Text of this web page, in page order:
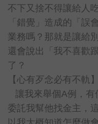
不下又捨不得讓給人
「錯覺」造成的「誤
業務嗎？那就是讓給
還會說出「我不喜歡
了？
【心有歹念必有不軌】
讓我來舉個A例，
委託我幫他找金主，